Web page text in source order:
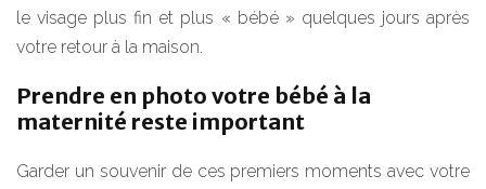
le visage plus fin et plus « bébé » quelques jours après
votre retour à la maison.
Prendre en photo votre bébé à la
maternité reste important
Garder un souvenir de ces premiers moments avec votre